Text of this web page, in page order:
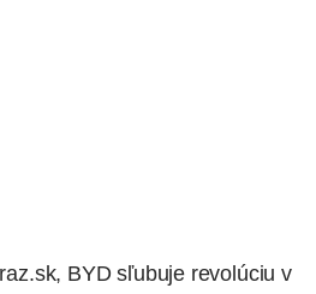
BYD sľubuje revolúciu v